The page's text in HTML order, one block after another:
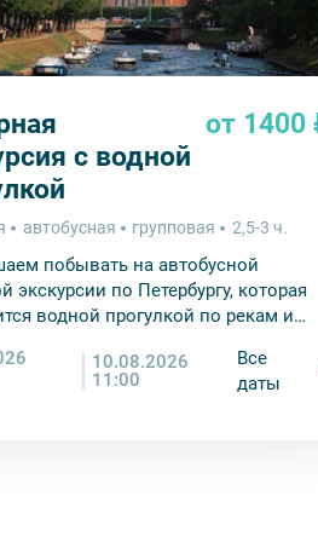
с водной
от 1400
автобусная групповая 2,5-3 ч.
побывать на автобусной
экскурсии по Петербургу, которая
водной прогулкой по рекам и
10.08.2026
11:00
Все
даты